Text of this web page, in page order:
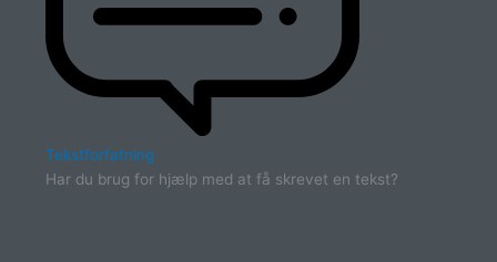
Tekstforfatning
Har du brug for hjælp med at få skrevet en tekst?